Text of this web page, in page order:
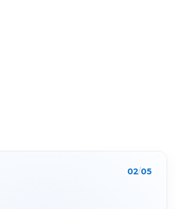
02/05